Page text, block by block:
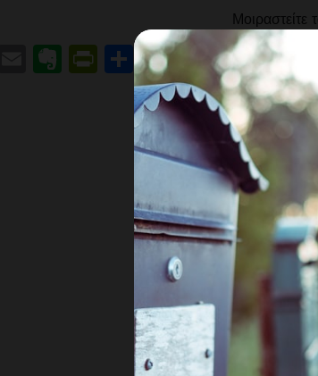
ViberEmailEvernote
PrintFriendly
Μοιραστείτε
Μοιραστείτε